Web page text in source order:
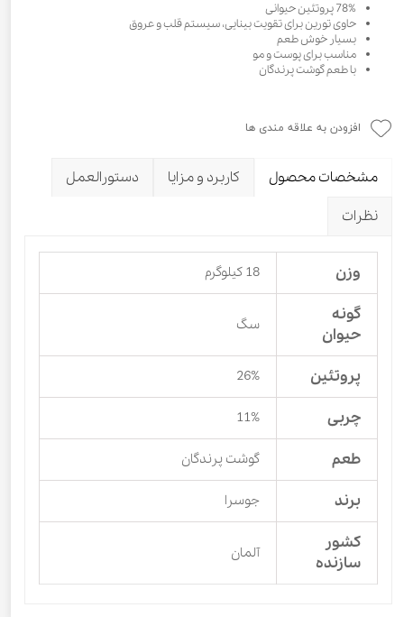
78% پروتئین حیوانی
حاوی تورین برای تقویت بینایی، سیستم قلب و عروق
بسیار خوش طعم
مناسب برای پوست و مو
با طعم گوشت پرندگان
افزودن به علاقه مندی ها
مشخصات محصول کاربرد و مزایا
دستورالعمل
نظرات
وزن 18 کیلوگرم
گونه
حیوان
سگ
پروتئین 26%
چربی 11%
طعم گوشت پرندگان
برند جوسرا
کشور
سازنده
آلمان